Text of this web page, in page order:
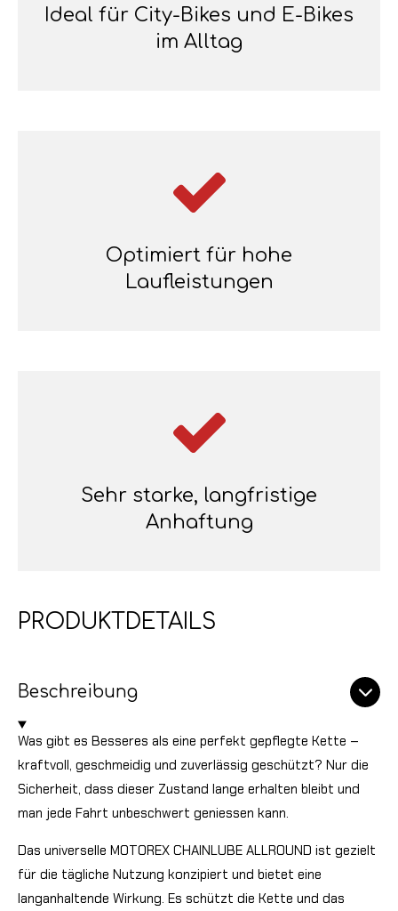
Ideal für City-Bikes und E-Bikes
im Alltag
Optimiert für hohe
Laufleistungen
Sehr starke, langfristige
Anhaftung
PRODUKTDETAILS
Beschreibung
Was gibt es Besseres als eine perfekt gepflegte Kette –
kraftvoll, geschmeidig und zuverlässig geschützt? Nur die
Sicherheit, dass dieser Zustand lange erhalten bleibt und
man jede Fahrt unbeschwert geniessen kann.
Das universelle MOTOREX CHAINLUBE ALLROUND ist gezielt
für die tägliche Nutzung konzipiert und bietet eine
langanhaltende Wirkung. Es schützt die Kette und das